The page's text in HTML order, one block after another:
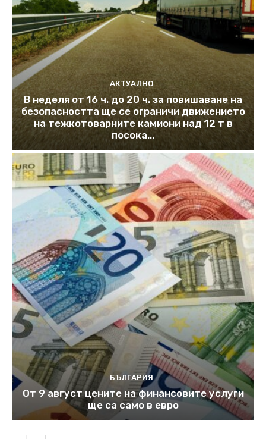
АКТУАЛНО
В неделя от 16 ч. до 20 ч. за повишаване на
безопасността ще се ограничи движението
на тежкотоварните камиони над 12 т в
посока...
БЪЛГАРИЯ
От 9 август цените на финансовите услуги
ще са само в евро